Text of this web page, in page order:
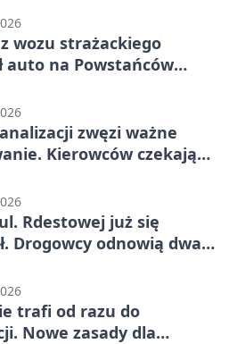
wozu strażackiego
auto na Powstańców
zwęzi ważne
Kierowców czekają
Rdestowej już się
Drogowcy odnowią dwa
trafi od razu do
Nowe zasady dla